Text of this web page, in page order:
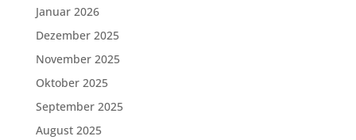
Januar 2026
Dezember 2025
November 2025
Oktober 2025
September 2025
August 2025